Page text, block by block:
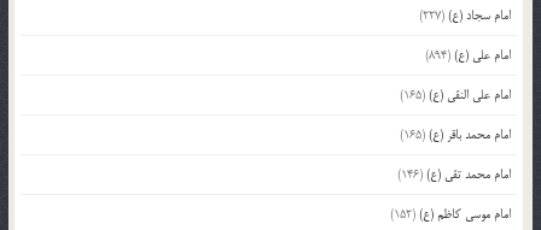
امام سجاد (ع)(227)
امام علی (ع)(894)
امام علی النقی (ع)(165)
امام محمد باقر (ع)(165)
امام محمد تقی (ع)(146)
امام موسی کاظم (ع)(152)